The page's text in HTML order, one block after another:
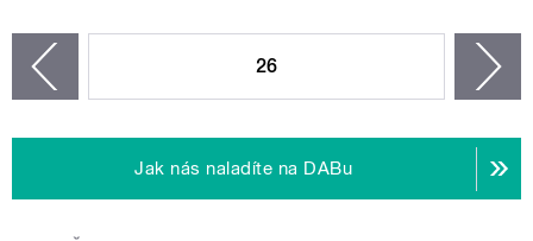
26
Jak nás naladíte na DABu